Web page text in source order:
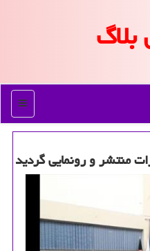
منو
منتشر و رونمایی گردید